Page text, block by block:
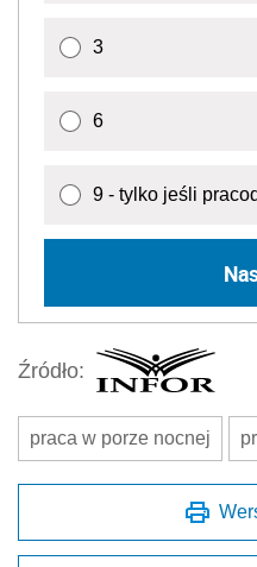
3
6
9 - tylko jeśli
Źródło:
praca w porze nocnej